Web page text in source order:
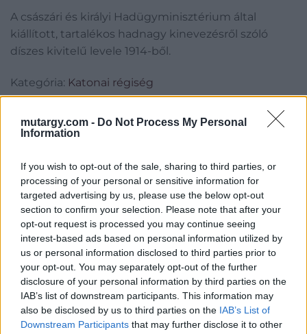
mutargy.com - Do Not Process My Personal
Information
If you wish to opt-out of the sale, sharing to third parties, or
processing of your personal or sensitive information for
targeted advertising by us, please use the below opt-out
section to confirm your selection. Please note that after your
opt-out request is processed you may continue seeing
interest-based ads based on personal information utilized by
us or personal information disclosed to third parties prior to
your opt-out. You may separately opt-out of the further
disclosure of your personal information by third parties on the
IAB’s list of downstream participants. This information may
also be disclosed by us to third parties on the IAB’s List of
Downstream Participants that may further disclose it to other
hadnagy kinevezésről
szóló díszes kivitelű
levele 1914-ből.
A császári és királyi Hadügyminisztérium által
kiállított, tartalékos hadnagy kinevezésről szóló
díszes kivitelű levele 1914-ből.
Kategória: Katonai régiség
Kikiáltási ár:3 000Ft
Aukció adatai
Aukció neve: 109. árverés
Aukció dátuma: 2022.10.02
Aukció ideje: 16:00
Aukció helye: aukcio.net
Eladó adatai
Eladó: Aukcio.net - Mike
Portobello Aukciósház